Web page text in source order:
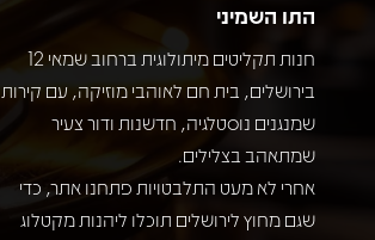
התו השמיני
חנות תקליטים מיתולוגית ברחוב שמאי 12
בירושלים, בית חם לאוהבי מוזיקה, עם קירות
שמנגנים נוסטלגיה, חדשנות ודור צעיר
שמתאהב בצלילים.
אחרי לא מעט התלבטויות פתחנו אתר, כדי
שגם מחוץ לירושלים תוכלו ליהנות מקטלוג